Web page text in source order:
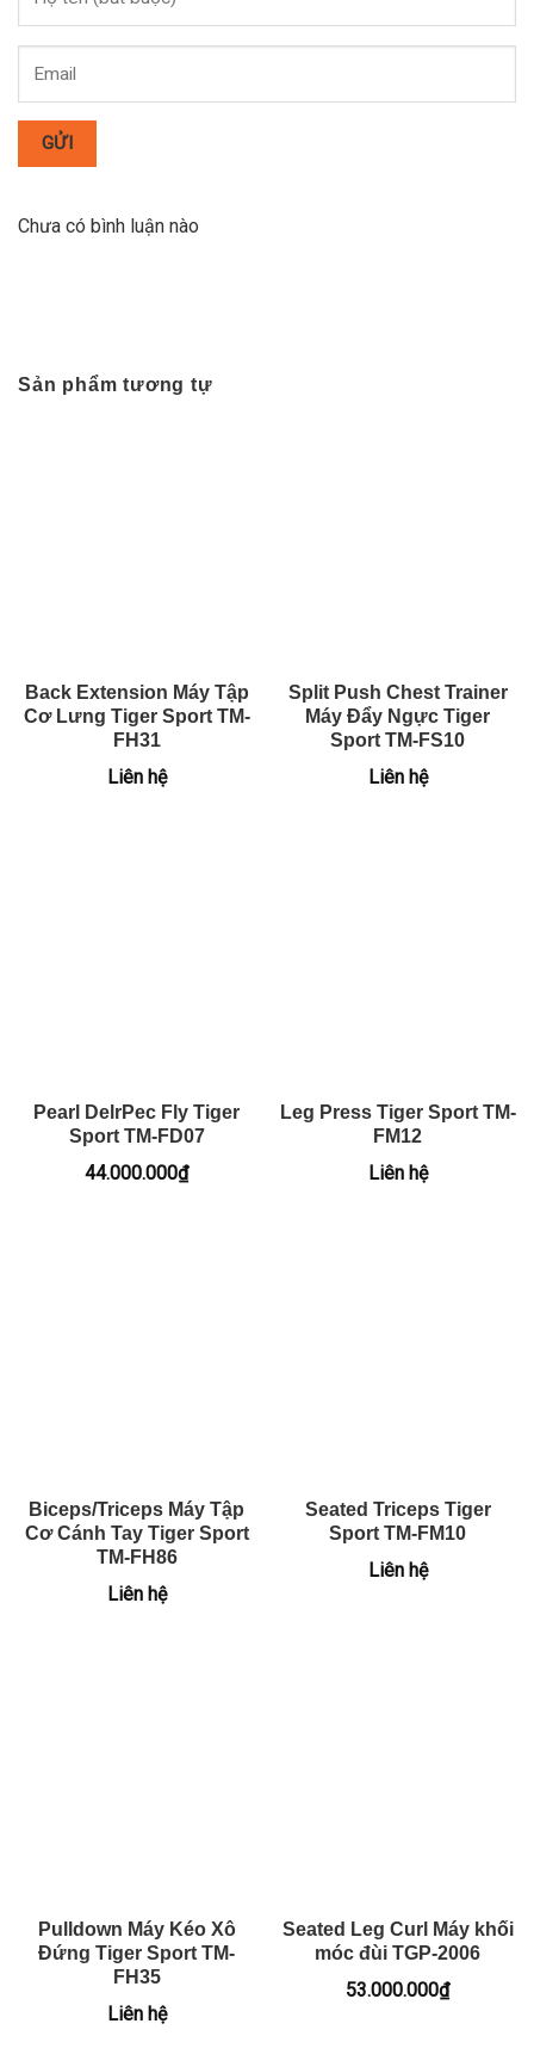
GỬI
Chưa có bình luận nào
Sản phẩm tương tự
Back Extension Máy Tập
Cơ Lưng Tiger Sport TM-
FH31
Liên hệ
Split Push Chest Trainer
Máy Đẩy Ngực Tiger
Sport TM-FS10
Liên hệ
Pearl DelrPec Fly Tiger
Sport TM-FD07
44.000.000₫
Leg Press Tiger Sport TM-
FM12
Liên hệ
Biceps/Triceps Máy Tập
Cơ Cánh Tay Tiger Sport
TM-FH86
Liên hệ
Seated Triceps Tiger
Sport TM-FM10
Liên hệ
Pulldown Máy Kéo Xô
Đứng Tiger Sport TM-
FH35
Liên hệ
Seated Leg Curl Máy khối
móc đùi TGP-2006
53.000.000₫